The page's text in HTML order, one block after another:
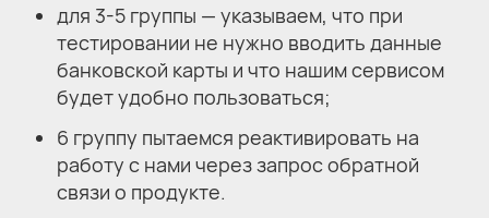
для 3-5 группы — указываем, что при
тестировании не нужно вводить данные
банковской карты и что нашим сервисом
будет удобно пользоваться;
6 группу пытаемся реактивировать на
работу с нами через запрос обратной
связи о продукте.